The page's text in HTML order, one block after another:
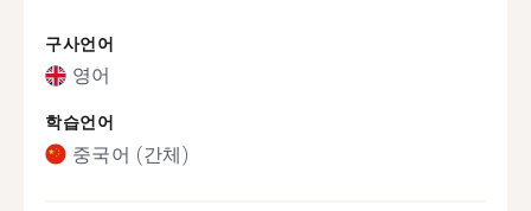
구사언어
영어
학습언어
중국어 (간체)